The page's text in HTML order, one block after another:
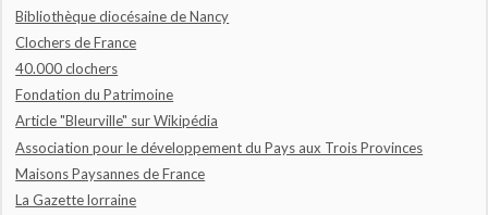
Bibliothèque diocésaine de Nancy
Clochers de France
40.000 clochers
Fondation du Patrimoine
Article "Bleurville" sur Wikipédia
Association pour le développement du Pays aux Trois Provinces
Maisons Paysannes de France
La Gazette lorraine